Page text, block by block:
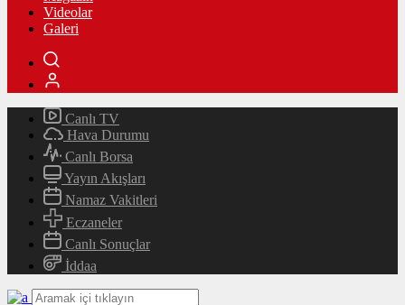
Videolar
Galeri
Canlı TV
Hava Durumu
Canlı Borsa
Yayın Akışları
Namaz Vakitleri
Eczaneler
Canlı Sonuçlar
İddaa